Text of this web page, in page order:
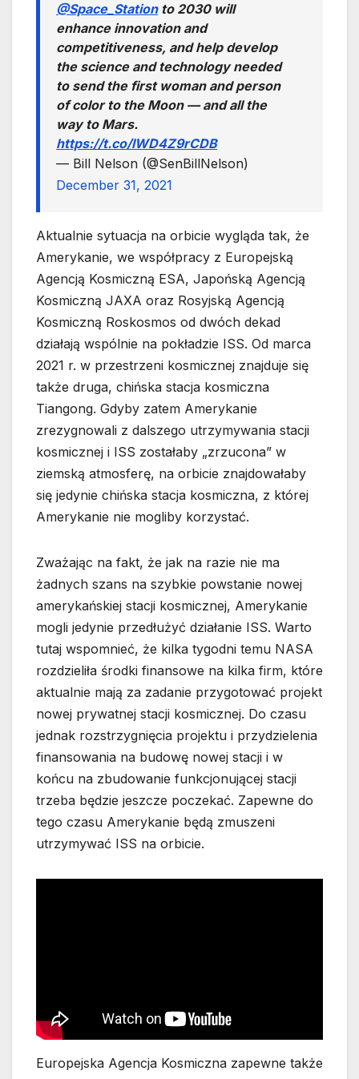
@Space_Stationto 2030 will
enhance innovation and
competitiveness, and help develop
the science and technology needed
to send the first woman and person
of color to the Moon — and all the
way to Mars.
https://t.co/lWD4Z9rCDB
— Bill Nelson (@SenBillNelson)
December 31, 2021
Aktualnie sytuacja na orbicie wygląda tak, że
Amerykanie, we współpracy z Europejską
Agencją Kosmiczną ESA, Japońską Agencją
Kosmiczną JAXA oraz Rosyjską Agencją
Kosmiczną Roskosmos od dwóch dekad
działają wspólnie na pokładzie ISS. Od marca
2021 r. w przestrzeni kosmicznej znajduje się
także druga, chińska stacja kosmiczna
Tiangong. Gdyby zatem Amerykanie
zrezygnowali z dalszego utrzymywania stacji
kosmicznej i ISS zostałaby „zrzucona” w
ziemską atmosferę, na orbicie znajdowałaby
się jedynie chińska stacja kosmiczna, z której
Amerykanie nie mogliby korzystać.
Zważając na fakt, że jak na razie nie ma
żadnych szans na szybkie powstanie nowej
amerykańskiej stacji kosmicznej, Amerykanie
mogli jedynie przedłużyć działanie ISS. Warto
tutaj wspomnieć, że kilka tygodni temu NASA
rozdzieliła środki finansowe na kilka firm, które
aktualnie mają za zadanie przygotować projekt
nowej prywatnej stacji kosmicznej. Do czasu
jednak rozstrzygnięcia projektu i przydzielenia
finansowania na budowę nowej stacji i w
końcu na zbudowanie funkcjonującej stacji
trzeba będzie jeszcze poczekać. Zapewne do
tego czasu Amerykanie będą zmuszeni
utrzymywać ISS na orbicie.
Europejska Agencja Kosmiczna zapewne także